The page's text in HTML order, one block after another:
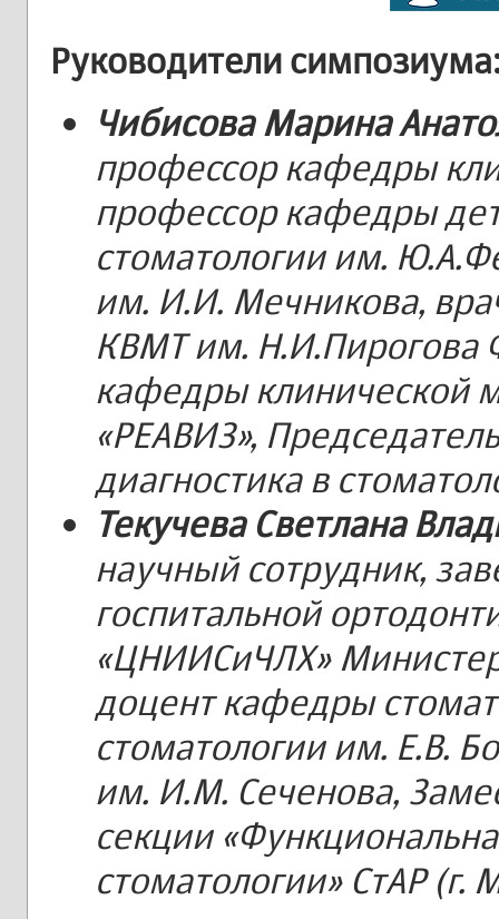
Руководители
Чибисова Марина
профессор кафедры
профессор кафедры
стоматологии им.
им. И.И. Мечникова,
КВМТ им. Н.И.Пирогова
кафедры клинической
«РЕАВИЗ»,
диагностика в
Текучева Светлана
научный сотрудник,
госпитальной
«ЦНИИСиЧЛХ»
доцент кафедры
стоматологии им. Е.В.
им. И.М. Сеченова,
секции
стоматологии» СтАР (г.